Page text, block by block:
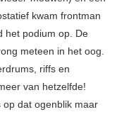
kwam frontman
het podium op. De
meteen in het oog.
riffs en
van hetzelfde!
op dat ogenblik maar